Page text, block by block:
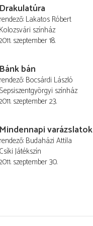
Drakulatúra
rendező Lakatos Róbert
Kolozsvári színház
szeptember 18.
Bánk bán
rendező Bocsárdi László
Sepsiszentgyörgyi színház
szeptember 23.
Mindennapi varázslatok
rendező Budaházi Attila
Csíki Játékszín
szeptember 30.